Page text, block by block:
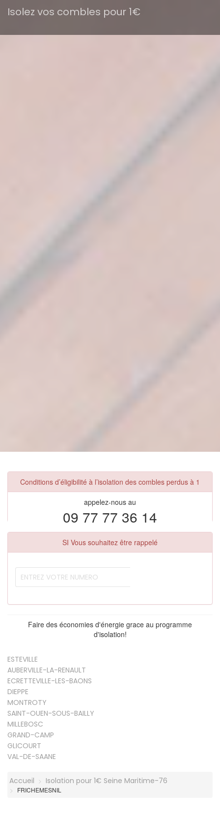
Isolez vos combles pour 1€
Conditions d’éligibilité à l’isolation des combles perdus à 1
appelez-nous au
09 77 77 36 14
SI Vous souhaitez être rappelé
Faire des économies d'énergie grace au programme
d'isolation!
ESTEVILLE
AUBERVILLE-LA-RENAULT
ECRETTEVILLE-LES-BAONS
DIEPPE
MONTROTY
SAINT-OUEN-SOUS-BAILLY
MILLEBOSC
GRAND-CAMP
GLICOURT
VAL-DE-SAANE
Accueil Isolation pour 1€ Seine Maritime-76
FRICHEMESNIL